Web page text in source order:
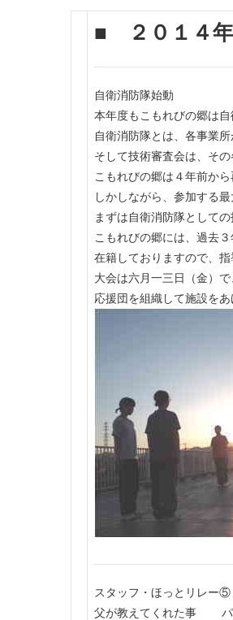
■ ２０１４
自衛消防隊始動
本年度もこもれびの郷は
自衛消防隊とは、各事業
そして技術審査会は、そ
こもれびの郷は４年前か
しかしながら、参加する
まずは自衛消防隊として
こもれびの郷には、過去
在籍しておりますので、指
大会は六月一三日（金）
応援団を組織して施設を
スタッフ・ほっとリレー⑤
父が教えてくれた事 パ